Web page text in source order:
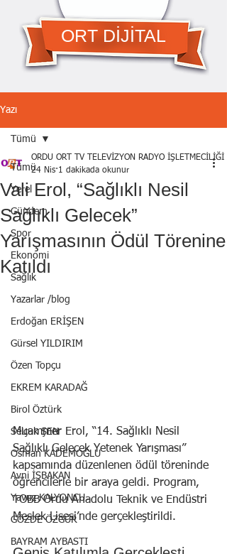
ORT DİJİTAL
Yazı
Tümü
Yerel
Gündem
Spor
Ekonomi
Sağlık
Yazarlar /blog
Erdoğan ERİŞEN
Gürsel YILDIRIM
Özen Topçu
EKREM KARADAĞ
Birol Öztürk
Selçuk ŞEN
Osman KADEMOĞLU
Avni İŞBAKAN
Yavuz KALYONCU
GÖZDE ÖZGÜR
BAYRAM AYBASTI
Tümü
Vali Erol, “Sağlıklı Nesil
Sağlıklı Gelecek”
Yarışmasının Ödül Törenine
Katıldı
ORDU ORT TV TELEVİZYON RADYO İŞLETMECİLİĞİ
24 Nis 1 dakikada okunur
Muammer Erol, “14. Sağlıklı Nesil
Sağlıklı Gelecek Yetenek Yarışması”
kapsamında düzenlenen ödül töreninde
öğrencilerle bir araya geldi. Program,
TOBB Ordu Anadolu Teknik ve Endüstri
Meslek Lisesi’nde gerçekleştirildi.